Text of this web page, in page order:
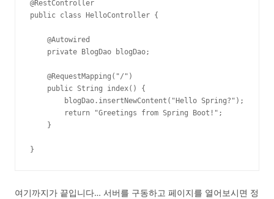
@RestController
public class HelloController {
    @Autowired
    private BlogDao blogDao;
    @RequestMapping("/")
    public String index() {
        blogDao.insertNewContent("Hello Spring?");
        return "Greetings from Spring Boot!";
    }
}
여기까지가 끝입니다… 서버를 구동하고 페이지를 열어보시면 정